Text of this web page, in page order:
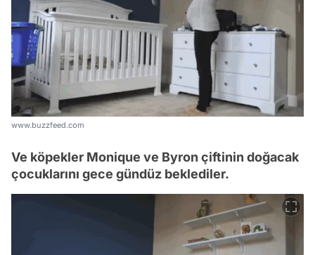
www.buzzfeed.com
Ve köpekler Monique ve Byron çiftinin doğacak
çocuklarını gece gündüz beklediler.